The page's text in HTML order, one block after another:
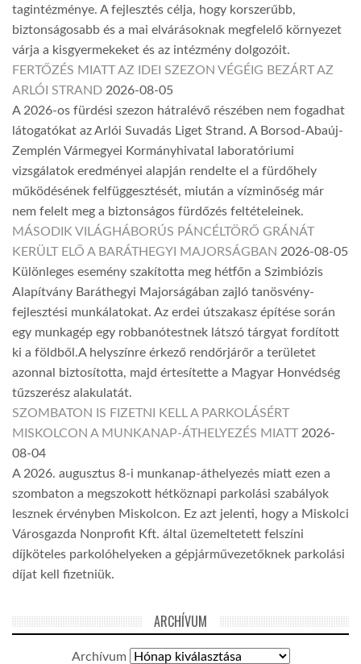
tagintézménye. A fejlesztés célja, hogy korszerűbb,
biztonságosabb és a mai elvárásoknak megfelelő környezet
várja a kisgyermekeket és az intézmény dolgozóit.
FERTŐZÉS MIATT AZ IDEI SZEZON VÉGÉIG BEZÁRT AZ
ARLÓI STRAND 2026-08-05
A 2026-os fürdési szezon hátralévő részében nem fogadhat
látogatókat az Arlói Suvadás Liget Strand. A Borsod-Abaúj-
Zemplén Vármegyei Kormányhivatal laboratóriumi
vizsgálatok eredményei alapján rendelte el a fürdőhely
működésének felfüggesztését, miután a vízminőség már
nem felelt meg a biztonságos fürdőzés feltételeinek.
MÁSODIK VILÁGHÁBORÚS PÁNCÉLTÖRŐ GRÁNÁT
KERÜLT ELŐ A BARÁTHEGYI MAJORSÁGBAN 2026-08-05
Különleges esemény szakította meg hétfőn a Szimbiózis
Alapítvány Baráthegyi Majorságában zajló tanösvény-
fejlesztési munkálatokat. Az erdei útszakasz építése során
egy munkagép egy robbanótestnek látszó tárgyat fordított
ki a földből.A helyszínre érkező rendőrjárőr a területet
azonnal biztosította, majd értesítette a Magyar Honvédség
tűzszerész alakulatát.
SZOMBATON IS FIZETNI KELL A PARKOLÁSÉRT
MISKOLCON A MUNKANAP-ÁTHELYEZÉS MIATT 2026-
08-04
A 2026. augusztus 8-i munkanap-áthelyezés miatt ezen a
szombaton a megszokott hétköznapi parkolási szabályok
lesznek érvényben Miskolcon. Ez azt jelenti, hogy a Miskolci
Városgazda Nonprofit Kft. által üzemeltetett felszíni
díjköteles parkolóhelyeken a gépjárművezetőknek parkolási
díjat kell fizetniük.
ARCHÍVUM
Archívum